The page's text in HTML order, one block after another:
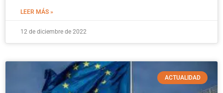
LEER MÁS »
12 de diciembre de 2022
ACTUALIDAD